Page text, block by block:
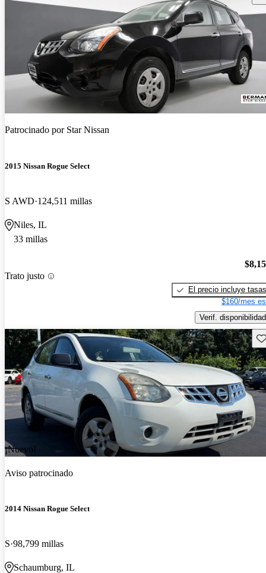
Patrocinado por Star Nissan
2015 Nissan Rogue Select
S AWD 124,511 millas
Niles, IL
33 millas
Trato justo
El precio incluye tasas
$160/mes
Verif. disponibilidad
¡Nuevo!
Aviso patrocinado
2014 Nissan Rogue Select
S 98,799 millas
Schaumburg, IL